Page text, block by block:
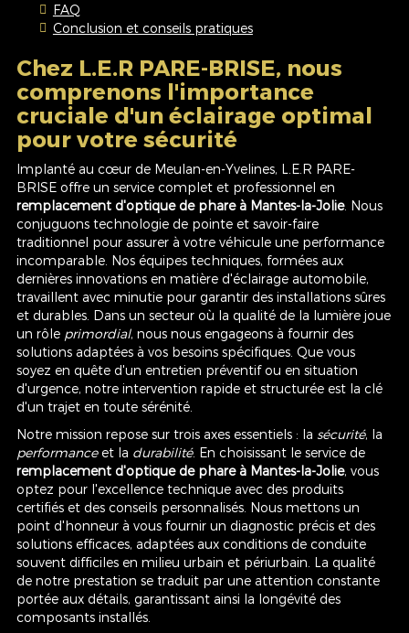
FAQ
Conclusion et conseils pratiques
Chez L.E.R PARE-BRISE, nous
comprenons l'importance
cruciale d'un éclairage optimal
pour votre sécurité
Implanté au cœur de Meulan-en-Yvelines, L.E.R PARE-
BRISE offre un service complet et professionnel en
remplacement d'optique de phare à Mantes-la-Jolie. Nous
conjuguons technologie de pointe et savoir-faire
traditionnel pour assurer à votre véhicule une performance
incomparable. Nos équipes techniques, formées aux
dernières innovations en matière d'éclairage automobile,
travaillent avec minutie pour garantir des installations sûres
et durables. Dans un secteur où la qualité de la lumière joue
un rôle primordial, nous nous engageons à fournir des
solutions adaptées à vos besoins spécifiques. Que vous
soyez en quête d'un entretien préventif ou en situation
d'urgence, notre intervention rapide et structurée est la clé
d'un trajet en toute sérénité.
Notre mission repose sur trois axes essentiels : la sécurité, la
performanceet la durabilité. En choisissant le service de
remplacement d'optique de phare à Mantes-la-Jolie, vous
optez pour l'excellence technique avec des produits
certifiés et des conseils personnalisés. Nous mettons un
point d'honneur à vous fournir un diagnostic précis et des
solutions efficaces, adaptées aux conditions de conduite
souvent difficiles en milieu urbain et périurbain. La qualité
de notre prestation se traduit par une attention constante
portée aux détails, garantissant ainsi la longévité des
composants installés.